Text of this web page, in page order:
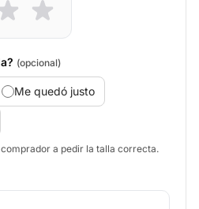
(opcional)
Me quedó justo
a pedir la talla correcta.